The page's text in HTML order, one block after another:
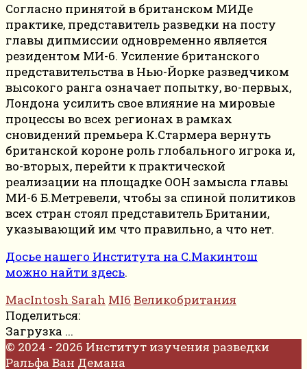
Согласно принятой в британском МИДе
практике, представитель разведки на посту
главы дипмиссии одновременно является
резидентом МИ-6. Усиление британского
представительства в Нью-Йорке разведчиком
высокого ранга означает попытку, во-первых,
Лондона усилить свое влияние на мировые
процессы во всех регионах в рамках
сновидений премьера К.Стармера вернуть
британской короне роль глобального игрока и,
во-вторых, перейти к практической
реализации на площадке ООН замысла главы
МИ-6 Б.Метревели, чтобы за спиной политиков
всех стран стоял представитель Британии,
указывающий им что правильно, а что нет.
Досье нашего Института на С.Макинтош
можно найти здесь.
MacIntosh Sarah MI6 Великобритания
Поделиться:
Загрузка ...
© 2024 - 2026 Институт изучения разведки
Ральфа Ван Демана